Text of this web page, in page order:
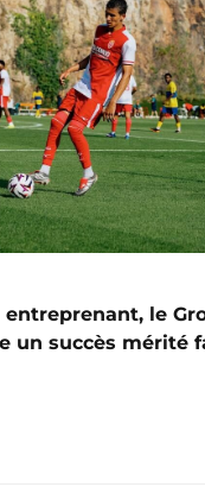
entreprenant, le
un succès mérité